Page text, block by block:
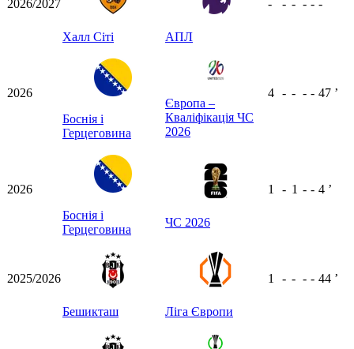
2026/2027
Халл Сіті АПЛ
- - - - - -
2026
Боснія і
Герцеговина
Європа –
Кваліфікація ЧС
2026
4 - - - - 47 ʼ
2026
Боснія і
Герцеговина
ЧС 2026
1 - 1 - - 4 ʼ
2025/2026
Бешикташ Ліга Європи
1 - - - - 44 ʼ